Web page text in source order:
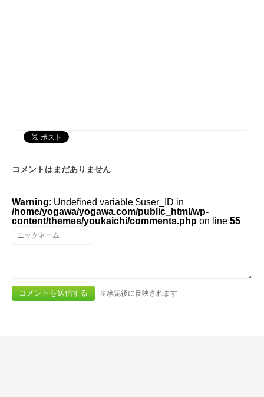
コメントはまだありません
Warning: Undefined variable $user_ID in
/home/yogawa/yogawa.com/public_html/wp-
content/themes/youkaichi/comments.php on line 55
※承認後に反映されます